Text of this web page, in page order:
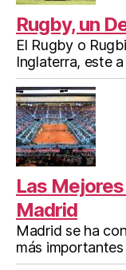
Rugby, un
El Rugby o
Inglaterra, este
Las
Madrid
Madrid se ha
más